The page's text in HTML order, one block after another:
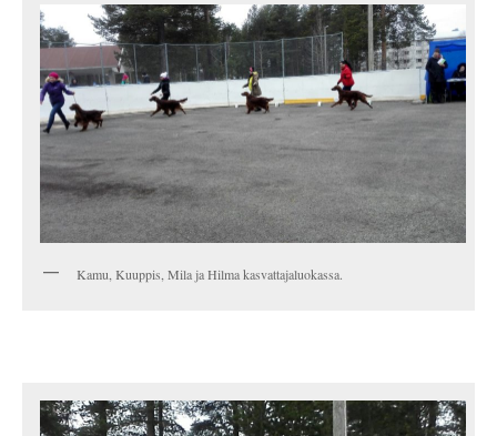
Kamu, Kuuppis, Mila ja Hilma kasvattajaluokassa.